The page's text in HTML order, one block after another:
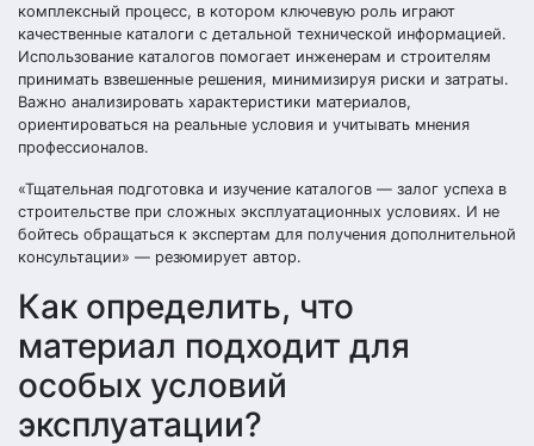
комплексный процесс, в котором ключевую роль играют
качественные каталоги с детальной технической информацией.
Использование каталогов помогает инженерам и строителям
принимать взвешенные решения, минимизируя риски и затраты.
Важно анализировать характеристики материалов,
ориентироваться на реальные условия и учитывать мнения
профессионалов.
«Тщательная подготовка и изучение каталогов — залог успеха в
строительстве при сложных эксплуатационных условиях. И не
бойтесь обращаться к экспертам для получения дополнительной
консультации» — резюмирует автор.
Как определить, что
материал подходит для
особых условий
эксплуатации?